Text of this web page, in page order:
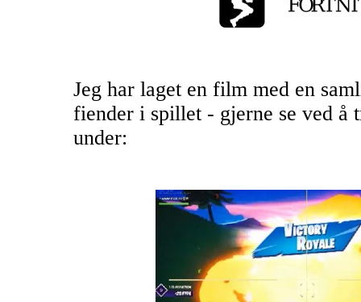
Jeg har laget en film med en
fiender i spillet - gjerne se ved å
under: